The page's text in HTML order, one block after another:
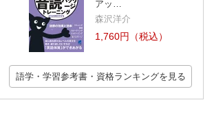
アッ…
森沢洋介
1,760円（税込）
語学・学習参考書・資格ランキングを見る